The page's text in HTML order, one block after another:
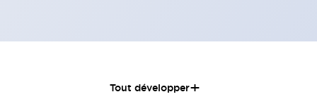
Tout développer+